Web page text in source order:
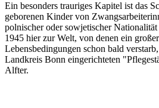
Ein besonders trauriges Kapitel ist das
geborenen Kinder von
polnischer oder sowjetischer
1945 hier zur Welt, von denen ein
Lebensbedingungen schon bald
Landkreis Bonn eingerichteten
Alfter.